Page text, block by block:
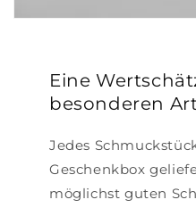
Eine
besonderen
Jedes
Geschenkbox
möglichst guten